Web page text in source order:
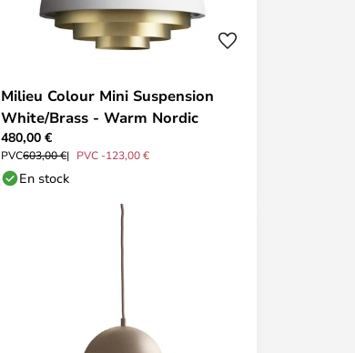
Milieu Colour Mini Suspension
White/Brass - Warm Nordic
480,00 €
PVC603,00 € PVC -123,00 €
En stock